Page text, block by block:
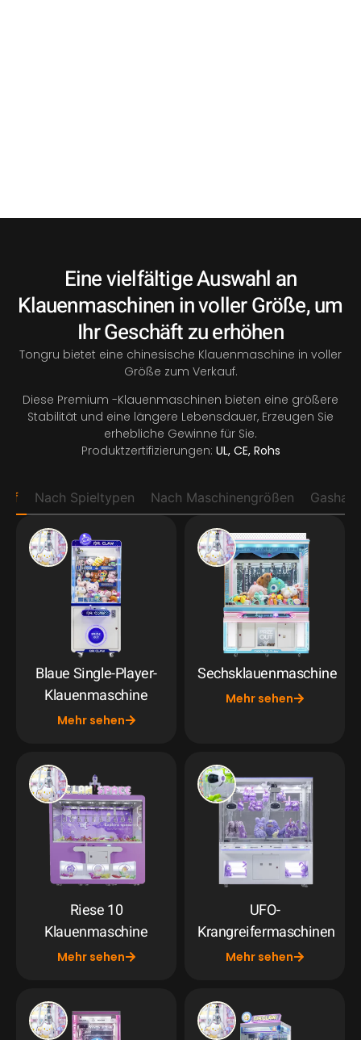
Eine vielfältige Auswahl an
Klauenmaschinen in voller Größe, um
Ihr Geschäft zu erhöhen
Tongru bietet eine chinesische Klauenmaschine in voller
Größe zum Verkauf.
Diese Premium -Klauenmaschinen bieten eine größere
Stabilität und eine längere Lebensdauer, Erzeugen Sie
erhebliche Gewinne für Sie.
Produktzertifizierungen: UL, CE, Rohs
Nach Spieltypen Nach Maschinengrößen
Blaue Single-Player-
Klauenmaschine
Mehr sehen
Sechsklauenmaschine
Mehr sehen
Riese 10
Klauenmaschine
Mehr sehen
UFO-
Krangreifermaschinen
Mehr sehen